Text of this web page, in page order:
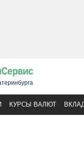
КУРСЫ ВАЛЮТ